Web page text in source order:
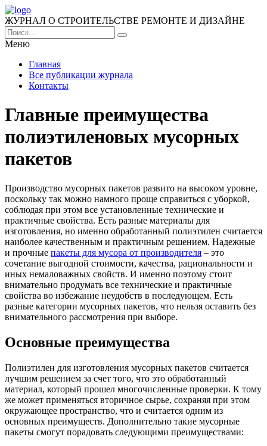
ЖУРНАЛ О СТРОИТЕЛЬСТВЕ РЕМОНТЕ И ДИЗАЙНЕ
Меню
Главная
Все публикации журнала
Контакты
Главные преимущества
полиэтиленовых мусорных
пакетов
Производство мусорных пакетов развито на высоком уровне,
поскольку так можно намного проще справиться с уборкой,
соблюдая при этом все установленные технические и
практичные свойства. Есть разные материалы для
изготовления, но именно обработанный полиэтилен считается
наиболее качественным и практичным решением. Надежные
и прочные пакеты для мусора от производителя – это
сочетание выгодной стоимости, качества, рациональности и
иных немаловажных свойств. И именно поэтому стоит
внимательно продумать все технические и практичные
свойства во избежание неудобств в последующем. Есть
разные категории мусорных пакетов, что нельзя оставить без
внимательного рассмотрения при выборе.
Основные преимущества
Полиэтилен для изготовления мусорных пакетов считается
лучшим решением за счет того, что это обработанный
материал, который прошел многочисленные проверки. К тому
же может применяться вторичное сырье, сохраняя при этом
окружающее пространство, что и считается одним из
основных преимуществ. Дополнительно такие мусорные
пакеты смогут порадовать следующими преимуществами: